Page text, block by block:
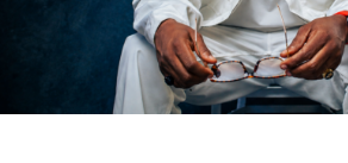
chapitre pour Afrik’an Legend.
WhatsApp
Facebook
X Email
>>